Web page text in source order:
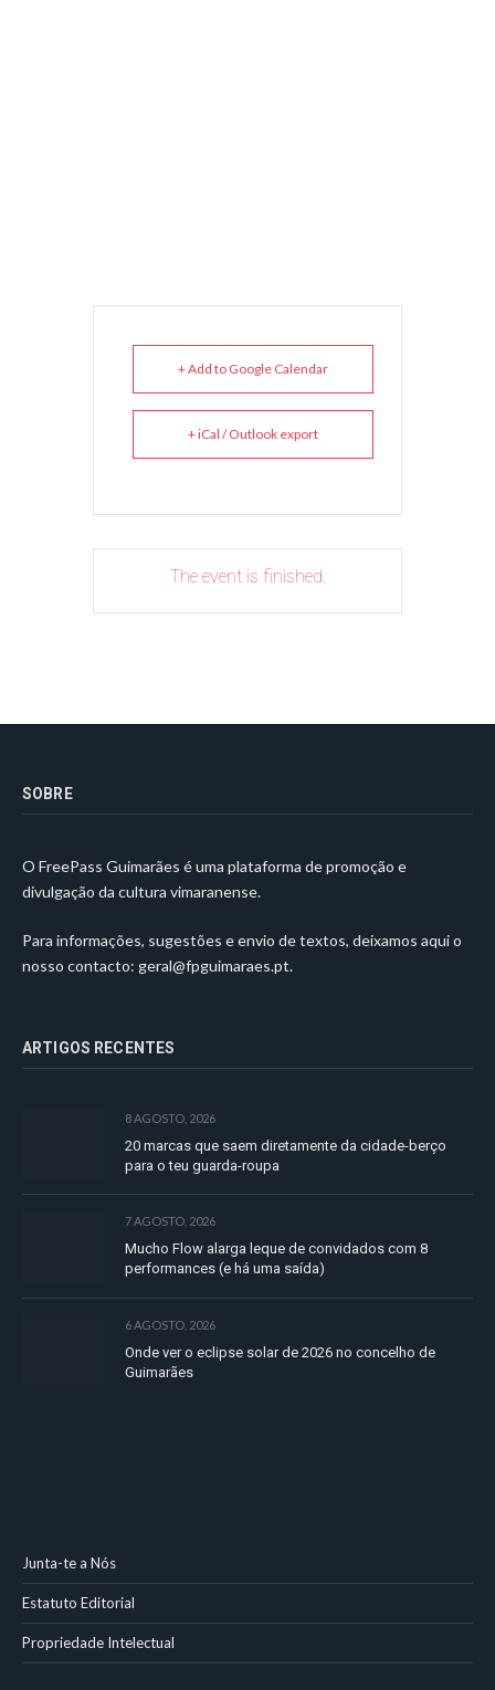
+ Add to Google Calendar
+ iCal / Outlook export
The event is finished.
SOBRE
O FreePass Guimarães é uma plataforma de promoção e
divulgação da cultura vimaranense.
Para informações, sugestões e envio de textos, deixamos aqui o
nosso contacto: geral@fpguimaraes.pt.
ARTIGOS RECENTES
8 AGOSTO, 2026
20 marcas que saem diretamente da cidade-berço
para o teu guarda-roupa
7 AGOSTO, 2026
Mucho Flow alarga leque de convidados com 8
performances (e há uma saída)
6 AGOSTO, 2026
Onde ver o eclipse solar de 2026 no concelho de
Guimarães
Junta-te a Nós
Estatuto Editorial
Propriedade Intelectual